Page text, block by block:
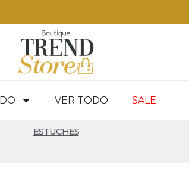
en 24-48 hrs — ver productos
VER TODO SALE
ESTUCHES